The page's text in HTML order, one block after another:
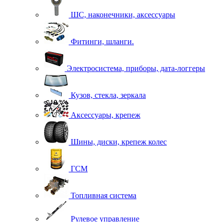
ШС, наконечники, аксессуары
Фитинги, шланги.
Электросистема, приборы, дата-логгеры
Кузов, стекла, зеркала
Аксессуары, крепеж
Шины, диски, крепеж колес
ГСМ
Топливная система
Рулевое управление